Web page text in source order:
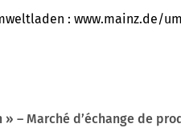
: www.mainz.de/
– Marché d’échange de